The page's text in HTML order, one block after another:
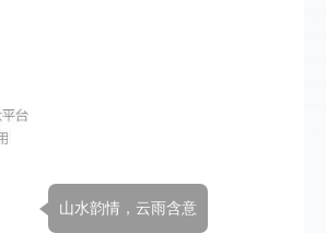
山水韵情，云雨含意